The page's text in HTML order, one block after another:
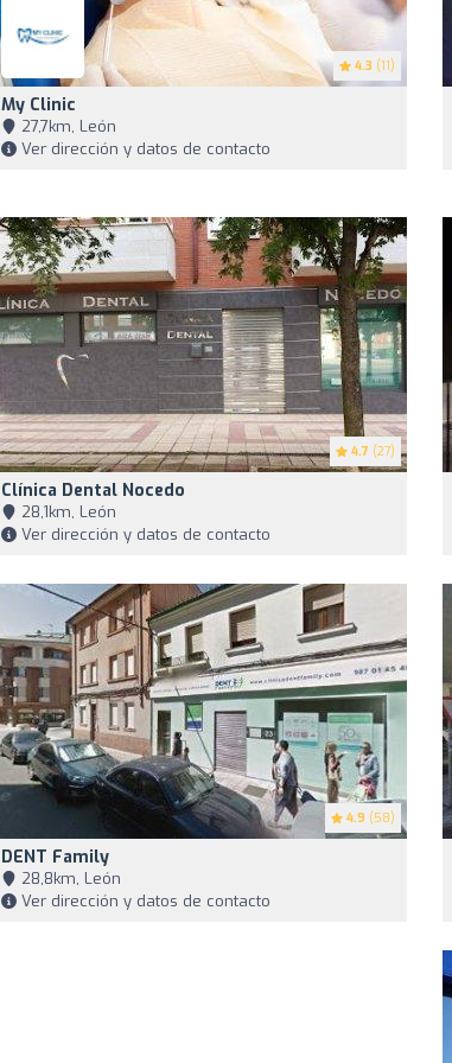
4.3 (11)
My Clinic
27,7km, León
Ver dirección y datos de contacto
4.7 (27)
Clínica Dental Nocedo
28,1km, León
Ver dirección y datos de contacto
4.9 (58)
DENT Family
28,8km, León
Ver dirección y datos de contacto